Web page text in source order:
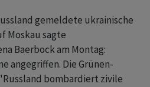
gemeldete ukrainische
Moskau sagte
Baerbock am Montag:
angegriffen. Die Grünen-
bombardiert zivile